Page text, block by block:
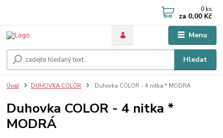
Menu
Hledat
0 ks
za 0,00 Kč
Úvod DUHOVKA COLOR Duhovka COLOR - 4 nitka * MODRÁ
Duhovka COLOR - 4 nitka *
MODRÁ